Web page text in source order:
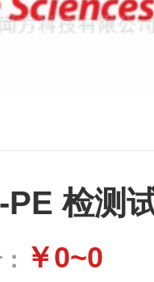
PE 检测
￥0~0